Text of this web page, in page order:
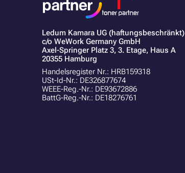
Ledum Kamara UG (haftungsbeschränkt)
c/o WeWork Germany GmbH
Axel-Springer Platz 3, 3. Etage, Haus A
20355 Hamburg
Handelsregister Nr.: HRB159318
USt-Id-Nr.: DE326877674
WEEE-Reg.-Nr.: DE93672886
BattG-Reg.-Nr.: DE18276761